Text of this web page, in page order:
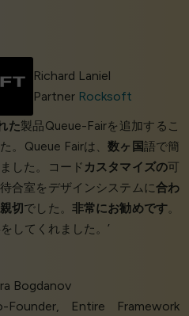
Richard Laniel
Partner Rocksoft
た製品Queue-Fairを追加するこ
。Queue Fairは、数ヶ国語で簡
した。コード カスタマイズの可
合室をデザインシステムに合わ
切でした。 非常にお勧めです。
してくれました。’
Bogdanov
Founder, Entire Framework